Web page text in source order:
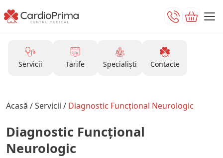
Servicii Tarife Specialiști Contacte
Acasă /Servicii / Diagnostic Funcțional Neurologic
Diagnostic Funcțional
Neurologic